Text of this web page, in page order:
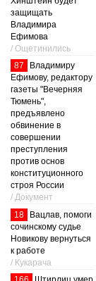
защищать
Владимира
Ефимова
/ Ощетинились
87
Владимиру
Ефимову, редактору
газеты "Вечерняя
Тюмень",
предъявлено
обвинение в
совершении
преступления
против основ
конституционного
строя России
/ Документ
18
Вацлав, помоги
сочинскому судье
Новикову вернуться
к работе
/ Кукарача